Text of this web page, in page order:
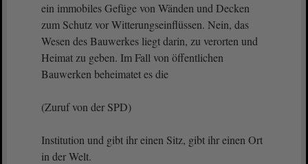
ein immobiles Gefüge von Wänden und Decken
zum Schutz vor Witterungseinflüssen. Nein, das
Wesen des Bauwerkes liegt darin, zu verorten und
Heimat zu geben. Im Fall von öffentlichen
Bauwerken beheimatet es die
(Zuruf von der SPD)
Institution und gibt ihr einen Sitz, gibt ihr einen Ort
in der Welt.